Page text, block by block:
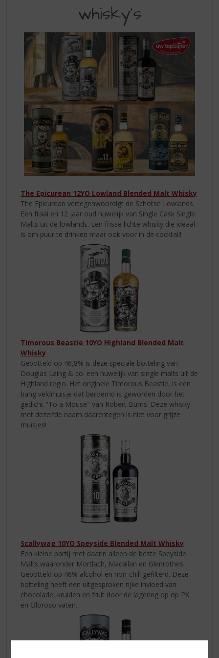
MOOIE
WHISKYS
whisky’s
The Epicurean 12YO Lowland Blended Malt Whisky
The Epicurean vertegenwoordigt de Schotse Lowlands.
Een fraai en 12 jaar oud huwelijk van Single Cask Single
Malts uit de lowlands. Een frisse lichte whisky die ideaal
is om puur te drinken maar ook voor in de cocktail!
Timorous Beastie 10YO Highland Blended Malt
Whisky
Gebotteld op 46,8% is deze speciale botteling van
Douglas Laing & co. een huwelijk van single malts uit de
Highland regio. Het originele Timorous Beastie, is een
bang veldmuisje dat beroemd is geworden door het
gedicht "To a Mouse" van Robert Burns. Deze whisky
met dezelfde naam daarentegen is niet voor grijze
muisjes!
Scallywag 10YO Speyside Blended Malt Whisky
Een kleine partij met daarin alleen de beste Speyside
Malts waaronder Mortlach, Macallan en Glenrothes.
Gebotteld op 46% alcohol en non-chill gefilterd. Deze
botteling heeft een uitgesproken rijke invloed van
chocolade, kruiden en fruit door de lagering op op PX
en Oloroso vaten.